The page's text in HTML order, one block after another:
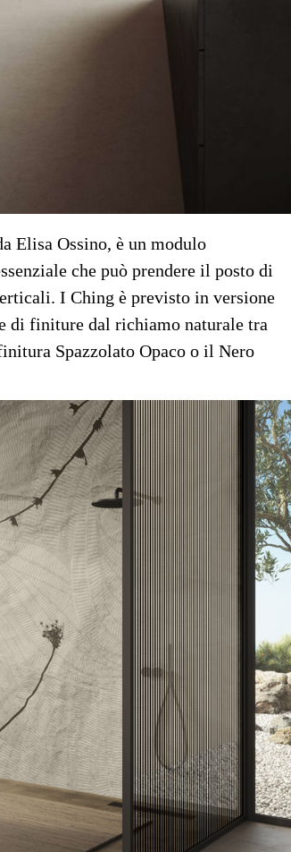
Elisa Ossino, è un modulo
che può prendere il posto di
I Ching è previsto in versione
di finiture dal richiamo naturale tra
Spazzolato Opaco o il Nero